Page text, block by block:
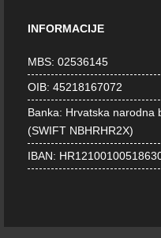
INFORMACIJE
MBS: 02536145
OIB: 45218167072
Banka: Hrvatska narodna
(SWIFT NBHRHR2X)
IBAN: